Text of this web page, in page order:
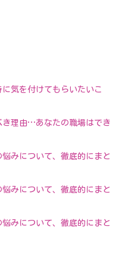
気を付けてもらいたいこ
き理由…あなたの職場はでき
みについて、徹底的にまと
みについて、徹底的にまと
みについて、徹底的にまと